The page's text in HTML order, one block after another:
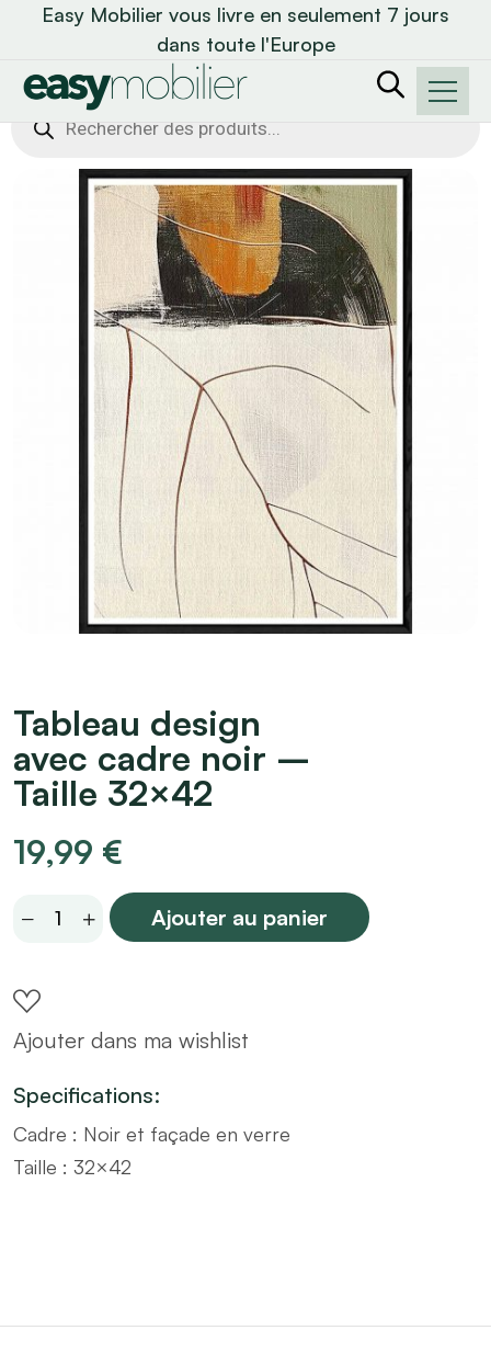
Easy Mobilier vous livre en seulement 7 jours
dans toute l'Europe
Recherche
de
Tableau design
avec cadre noir –
Taille 32×42
19,99 €
Tableau
cadre
noir
Taille
32x42
quantity
Ajouter au panier
Ajouter dans ma wishlist
Specifications:
Cadre : Noir et façade en verre
Taille : 32×42